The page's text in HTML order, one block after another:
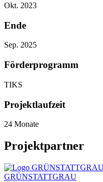
Okt. 2023
Ende
Sep. 2025
Förderprogramm
TIKS
Projektlaufzeit
24 Monate
Projektpartner
GRÜNSTATTGRAU